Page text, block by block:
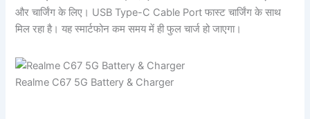
और चार्जिंग के लिए। USB Type-C Cable Port फास्ट चार्जिंग के साथ
मिल रहा है। यह स्मार्टफोन कम समय में ही फुल चार्ज हो जाएगा।
Realme C67 5G Battery & Charger